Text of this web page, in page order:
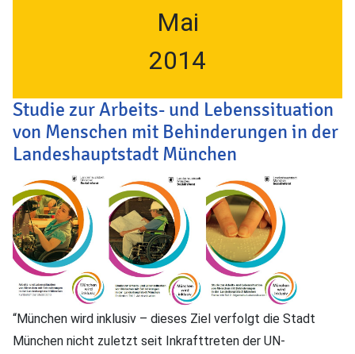
Mai
2014
Studie zur Arbeits- und Lebenssituation
von Menschen mit Behinderungen in der
Landeshauptstadt München
“München wird inklusiv – dieses Ziel verfolgt die Stadt
München nicht zuletzt seit Inkrafttreten der UN-